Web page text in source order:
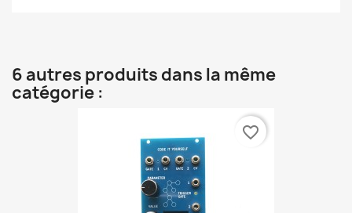
6 autres produits dans la même
catégorie :
favorite_border